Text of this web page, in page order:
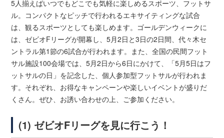
5人揃えばいつでもどこでも気軽に楽しめるスポーツ、フットサ
ル。コンパクトなピッチで行われるエキサイティングな試合
は、観るスポーツとしても楽しめます。ゴールデンウィークに
は、ゼビオFリーグが開幕し、5月2日と3日の2日間、代々木セ
ントラル第1節の6試合が行われます。また、全国の民間フット
サル施設100会場では、5月2日から6日にかけて、「5月5日はフ
ットサルの日」を記念した、個人参加型フットサルが行われま
す。それぞれ、お得なキャンペーンや楽しいイベントが盛りだ
くさん。ぜひ、お誘い合わせの上、ご参加ください。
(1) ゼビオFリーグを見に行こう！